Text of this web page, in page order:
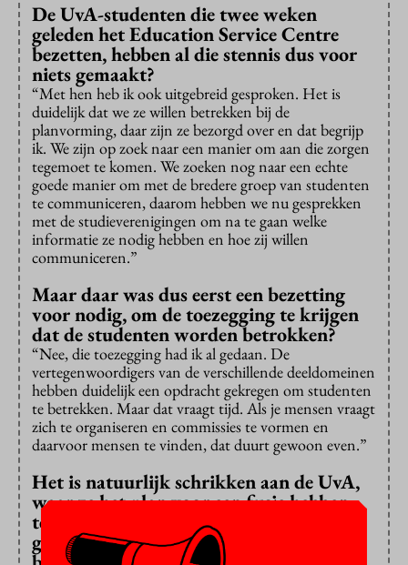
De UvA-studenten die twee weken
geleden het Education Service Centre
bezetten, hebben al die stennis dus voor
niets gemaakt?
“Met hen heb ik ook uitgebreid gesproken. Het is
duidelijk dat we ze willen betrekken bij de
planvorming, daar zijn ze bezorgd over en dat begrijp
ik. We zijn op zoek naar een manier om aan die zorgen
tegemoet te komen. We zoeken nog naar een echte
goede manier om met de bredere groep van studenten
te communiceren, daarom hebben we nu gesprekken
met de studieverenigingen om na te gaan welke
informatie ze nodig hebben en hoe zij willen
communiceren.”
Maar daar was dus eerst een bezetting
voor nodig, om de toezegging te krijgen
dat de studenten worden betrokken?
“Nee, die toezegging had ik al gedaan. De
vertegenwoordigers van de verschillende deeldomeinen
hebben duidelijk een opdracht gekregen om studenten
te betrekken. Maar dat vraagt tijd. Als je mensen vraagt
zich te organiseren en commissies te vormen en
daarvoor mensen te vinden, dat duurt gewoon even.”
Het is natuurlijk schrikken aan de UvA,
waar ze het plan voor een fusie hebben
tegengehouden, om opeens te worden
geconfronteerd met een convenant met